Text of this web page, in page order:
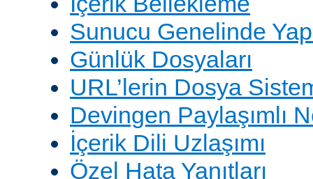
Sunucu Genelinde
Günlük Dosyaları
URL’lerin Dosya
Devingen Paylaşımlı
İçerik Dili Uzlaşımı
Özel Hata Yanıtları